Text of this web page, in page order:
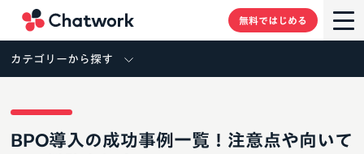
無料ではじめる
カテゴリーから探す
BPO導入の成功事例一覧！注意点や向いて